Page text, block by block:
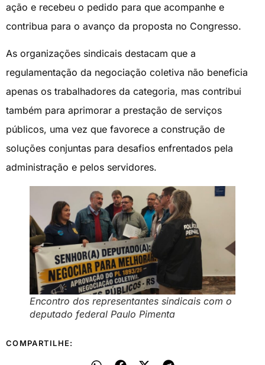
ação e recebeu o pedido para que acompanhe e
contribua para o avanço da proposta no Congresso.
As organizações sindicais destacam que a
regulamentação da negociação coletiva não beneficia
apenas os trabalhadores da categoria, mas contribui
também para aprimorar a prestação de serviços
públicos, uma vez que favorece a construção de
soluções conjuntas para desafios enfrentados pela
administração e pelos servidores.
Encontro dos representantes sindicais com o
deputado federal Paulo Pimenta
COMPARTILHE: